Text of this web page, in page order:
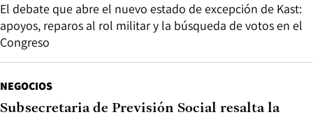
El debate que abre el nuevo estado de excepción de Kast:
apoyos, reparos al rol militar y la búsqueda de votos en el
Congreso
NEGOCIOS
Subsecretaria de Previsión Social resalta la